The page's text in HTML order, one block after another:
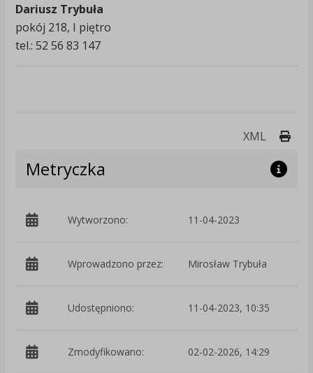
Dariusz Trybuła
pokój 218, I piętro
tel.: 52 56 83 147
XML
Metryczka
Wytworzono: 11-04-2023
Wprowadzono przez: Mirosław Trybuła
Udostępniono: 11-04-2023, 10:35
Zmodyfikowano: 02-02-2026, 14:29